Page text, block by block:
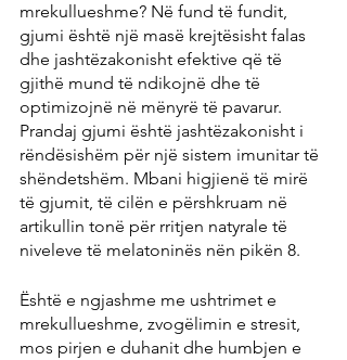
mrekullueshme? Në fund të fundit,
gjumi është një masë krejtësisht falas
dhe jashtëzakonisht efektive që të
gjithë mund të ndikojnë dhe të
optimizojnë në mënyrë të pavarur.
Prandaj gjumi është jashtëzakonisht i
rëndësishëm për një sistem imunitar të
shëndetshëm. Mbani higjienë të mirë
të gjumit, të cilën e përshkruam në
artikullin tonë për rritjen natyrale të
niveleve të melatoninës nën pikën 8.
Është e ngjashme me ushtrimet e
mrekullueshme, zvogëlimin e stresit,
mos pirjen e duhanit dhe humbjen e